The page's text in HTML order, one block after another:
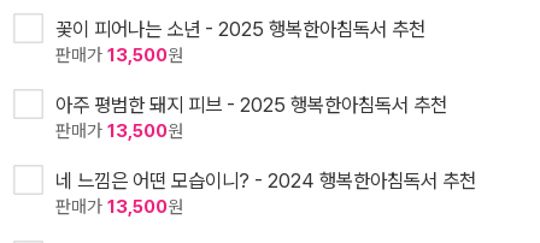
꽃이 피어나는 소년 - 2025 행복한아침독서 추천
판매가 13,500원
아주 평범한 돼지 피브 - 2025 행복한아침독서 추천
판매가 13,500원
네 느낌은 어떤 모습이니? - 2024 행복한아침독서 추천
판매가 13,500원